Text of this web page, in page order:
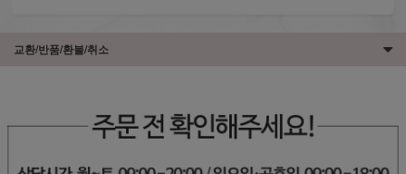
교환/반품/환불/취소